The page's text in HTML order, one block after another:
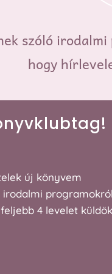
szóló
hogy
új könyvem
4 levelet